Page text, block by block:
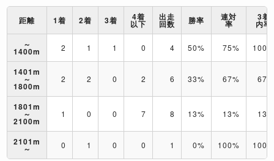
距離 1着 2着 3着 4着
以下
出走
回数 勝率 連対
率
3着
内率
～
1400m 2 1 1 0 4 50% 75%
1401m
～
1800m
2 2 0 2 6 33% 67%
1801m
～
2100m
1 0 0 7 8 13% 13%
2101m
～ 0 1 0 0 1 0% 100%